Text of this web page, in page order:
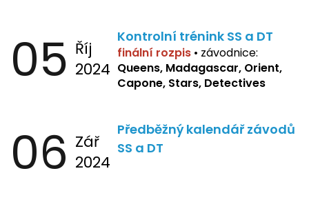
05 Říj
2024
Kontrolní trénink SS a DT
finální rozpis • závodnice:
Queens, Madagascar, Orient,
Capone, Stars, Detectives
06 Zář
2024
Předběžný kalendář závodů
SS a DT